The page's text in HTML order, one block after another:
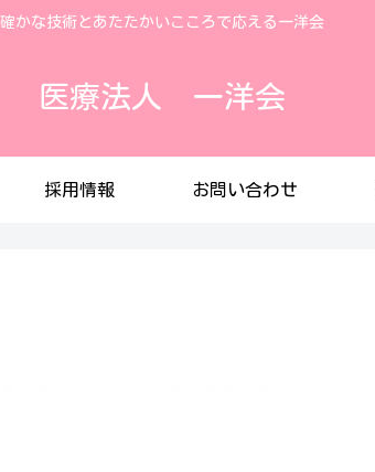
確かな技術とあたたかいこころで応える一洋会
医療法人 一洋会
採用情報 お問い合わせ